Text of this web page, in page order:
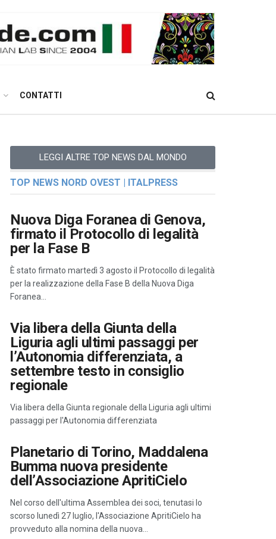
CONTATTI
LEGGI ALTRE TOP NEWS DAL MONDO
TOP NEWS NORD OVEST | ITALPRESS
Nuova Diga Foranea di Genova,
firmato il Protocollo di legalità
per la Fase B
È stato firmato martedì 3 agosto il Protocollo di legalità
per la realizzazione della Fase B della Nuova Diga
Foranea…
Via libera della Giunta della
Liguria agli ultimi passaggi per
l’Autonomia differenziata, a
settembre testo in consiglio
regionale
Via libera della Giunta regionale della Liguria agli ultimi
passaggi per l'Autonomia differenziata
Planetario di Torino, Maddalena
Bumma nuova presidente
dell’Associazione ApritiCielo
Nel corso dell'ultima Assemblea dei soci, tenutasi lo
scorso lunedì 27 luglio, l'Associazione ApritiCielo ha
provveduto alla nomina della nuova…